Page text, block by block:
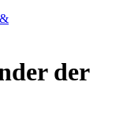
der